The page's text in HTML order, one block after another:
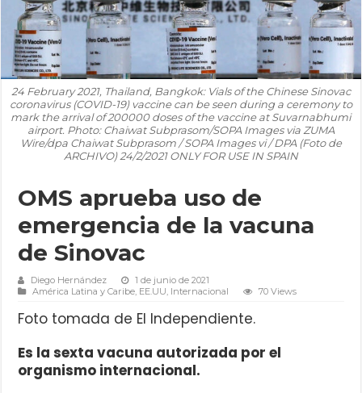
24 February 2021, Thailand, Bangkok: Vials of the Chinese Sinovac
coronavirus (COVID-19) vaccine can be seen during a ceremony to
mark the arrival of 200000 doses of the vaccine at Suvarnabhumi
airport. Photo: Chaiwat Subprasom/SOPA Images via ZUMA
Wire/dpa Chaiwat Subprasom / SOPA Images vi / DPA (Foto de
ARCHIVO) 24/2/2021 ONLY FOR USE IN SPAIN
OMS aprueba uso de
emergencia de la vacuna
de Sinovac
Diego Hernández
1 de junio de 2021
América Latina y Caribe EE.UU Internacional 70 Views
Foto tomada de El Independiente.
Es la sexta vacuna autorizada por el
organismo internacional.